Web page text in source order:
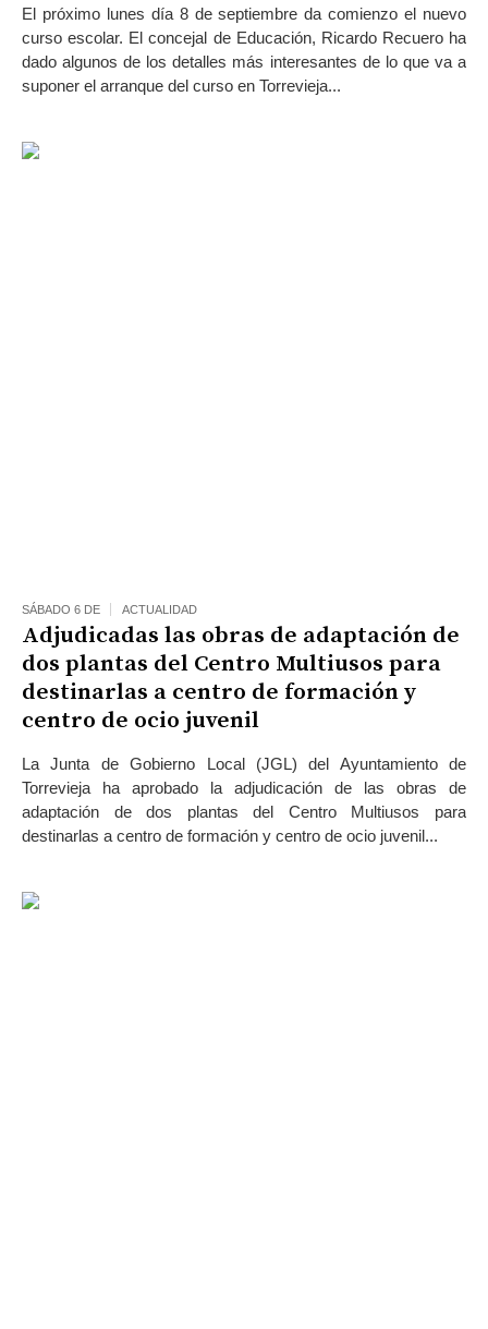
El próximo lunes día 8 de septiembre da comienzo el nue­vo
curso escolar. El concejal de Educación, Ricardo Recuero ha
dado algunos de los detalles más interesantes de lo que va a
suponer el arranque del curso en Torrevieja...
SÁBADO 6 DE ACTUALIDAD
Adjudicadas las obras de adaptación de
dos plantas del Centro Multiusos para
destinarlas a centro de formación y
centro de ocio juvenil
La Junta de Gobierno Local (JGL) del Ayuntamiento de
Torrevieja ha aproba­do la adjudicación de las obras de
adaptación de dos plantas del Centro Multiusos para
destinarlas a centro de formación y centro de ocio juvenil...